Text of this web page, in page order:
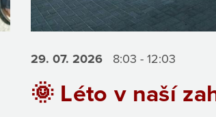
29. 07. 2026 8:03 - 12:03
🌞 Léto v naší